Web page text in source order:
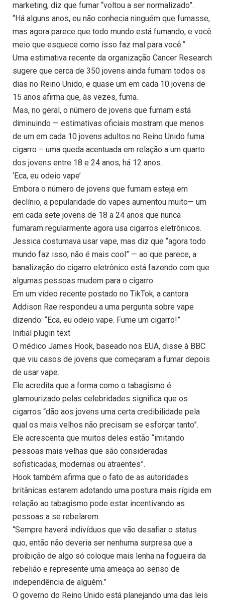
marketing, diz que fumar “voltou a ser normalizado”.
“Há alguns anos, eu não conhecia ninguém que fumasse,
mas agora parece que todo mundo está fumando, e você
meio que esquece como isso faz mal para você.”
Uma estimativa recente da organização Cancer Research
sugere que cerca de 350 jovens ainda fumam todos os
dias no Reino Unido, e quase um em cada 10 jovens de
15 anos afirma que, às vezes, fuma.
Mas, no geral, o número de jovens que fumam está
diminuindo — estimativas oficiais mostram que menos
de um em cada 10 jovens adultos no Reino Unido fuma
cigarro – uma queda acentuada em relação a um quarto
dos jovens entre 18 e 24 anos, há 12 anos.
‘Eca, eu odeio vape’
Embora o número de jovens que fumam esteja em
declínio, a popularidade do vapes aumentou muito— um
em cada sete jovens de 18 a 24 anos que nunca
fumaram regularmente agora usa cigarros eletrônicos.
Jessica costumava usar vape, mas diz que “agora todo
mundo faz isso, não é mais cool” — ao que parece, a
banalização do cigarro eletrônico está fazendo com que
algumas pessoas mudem para o cigarro.
Em um vídeo recente postado no TikTok, a cantora
Addison Rae respondeu a uma pergunta sobre vape
dizendo: “Eca, eu odeio vape. Fume um cigarro!”
Initial plugin text
O médico James Hook, baseado nos EUA, disse à BBC
que viu casos de jovens que começaram a fumar depois
de usar vape.
Ele acredita que a forma como o tabagismo é
glamourizado pelas celebridades significa que os
cigarros “dão aos jovens uma certa credibilidade pela
qual os mais velhos não precisam se esforçar tanto”.
Ele acrescenta que muitos deles estão “imitando
pessoas mais velhas que são consideradas
sofisticadas, modernas ou atraentes”.
Hook também afirma que o fato de as autoridades
britânicas estarem adotando uma postura mais rígida em
relação ao tabagismo pode estar incentivando as
pessoas a se rebelarem.
“Sempre haverá indivíduos que vão desafiar o status
quo, então não deveria ser nenhuma surpresa que a
proibição de algo só coloque mais lenha na fogueira da
rebelião e represente uma ameaça ao senso de
independência de alguém.”
O governo do Reino Unido está planejando uma das leis